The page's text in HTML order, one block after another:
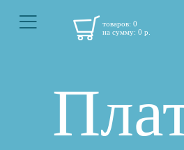
товаров: 0
на сумму: 0 р.